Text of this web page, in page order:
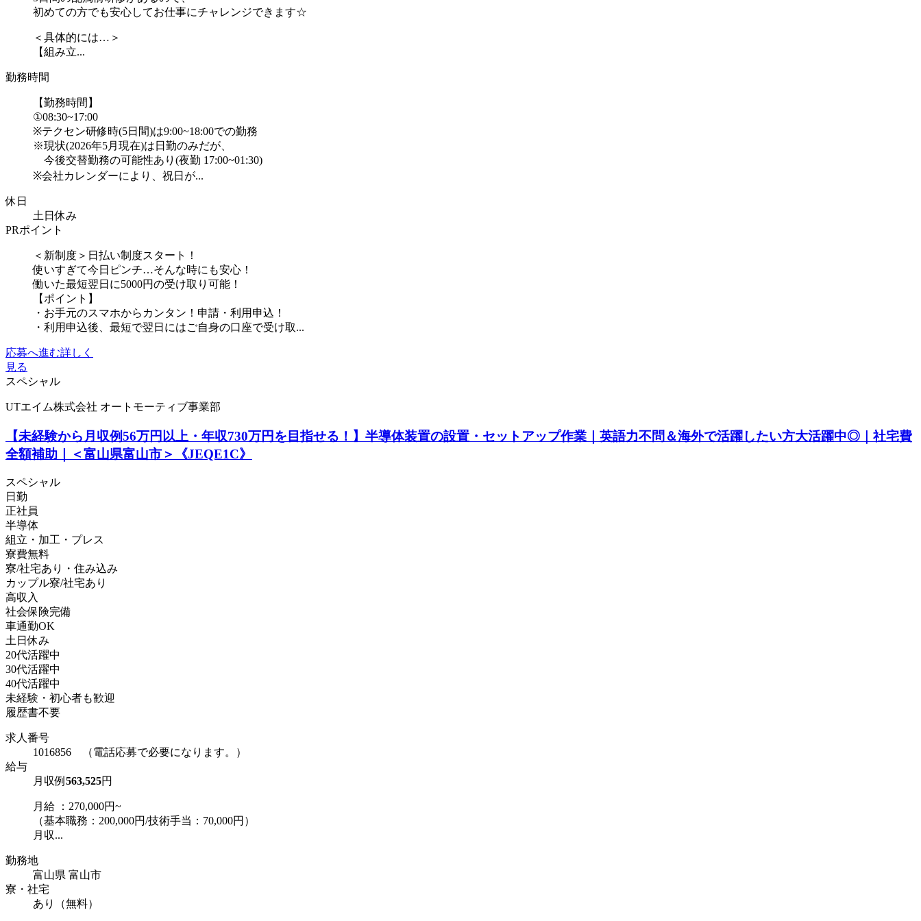
初めての方でも安心してお仕事にチャレンジできます☆
＜具体的には…＞
【組み立...
勤務時間
【勤務時間】
①08:30~17:00
※テクセン研修時(5日間)は9:00~18:00での勤務
※現状(2026年5月現在)は日勤のみだが、
今後交替勤務の可能性あり(夜勤 17:00~01:30)
※会社カレンダーにより、祝日が...
休日
土日休み
PRポイント
＜新制度＞日払い制度スタート！
使いすぎて今日ピンチ…そんな時にも安心！
働いた最短翌日に5000円の受け取り可能！
【ポイント】
・お手元のスマホからカンタン！申請・利用申込！
・利用申込後、最短で翌日にはご自身の口座で受け取...
応募へ進む詳しく
見る
スペシャル
UTエイム株式会社 オートモーティブ事業部
【未経験から月収例56万円以上・年収730万円を目指せる！】半導体装置の設置・セットアップ作業｜英語力不問＆海外で活躍したい方大活躍中◎｜社宅費
全額補助｜＜富山県富山市＞《JEQE1C》
スペシャル
日勤
正社員
半導体
組立・加工・プレス
寮費無料
寮/社宅あり・住み込み
カップル寮/社宅あり
高収入
社会保険完備
車通勤OK
土日休み
20代活躍中
30代活躍中
40代活躍中
未経験・初心者も歓迎
履歴書不要
求人番号
1016856 （電話応募で必要になります。）
給与
月収例 563,525円
月給 ：270,000円~
（基本職務：200,000円/技術手当：70,000円）
月収...
勤務地
富山県 富山市
寮・社宅
あり（無料）